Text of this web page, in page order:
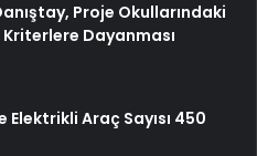
Proje Okullarındaki
Dayanması
Elektrikli Araç Sayısı 450